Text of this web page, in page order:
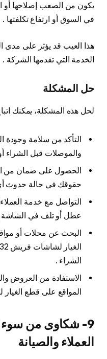
يكون من الصعب إصلاحها أو
في السوق أو ارتفاع تكلفتها .
هذا العيب قد يؤثر على مدى
الخدمة التي تقدمها الشركة .
حل المشكلة
لحل هذه المشكلة، يمكنك
التأكد من سلامة وجودة
والموصلات قبل الشراء
الحصول على ضمان من
حقوقك في حالة حدوث
التواصل مع خدمة
عطل أو تلف في الشاشة
البحث عن محلات أو
الشراء .
الاستفادة من العروض
المواقع على قطع الغيار
9- شكاوى من سوء
العملاء والصيانة